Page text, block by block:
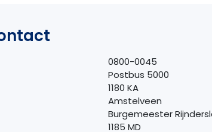
0800-0045
Postbus 5000
1180 KA
Amstelveen
Burgemeester
1185 MD